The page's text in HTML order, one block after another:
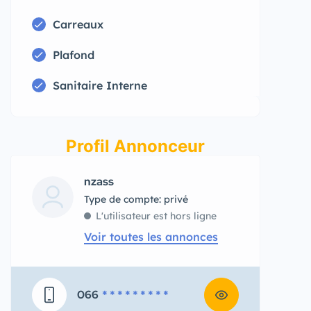
Carreaux
Plafond
Sanitaire Interne
Profil Annonceur
nzass
type de compte: privé
L'utilisateur est hors ligne
Voir toutes les annonces
066 * * * * * * * * *